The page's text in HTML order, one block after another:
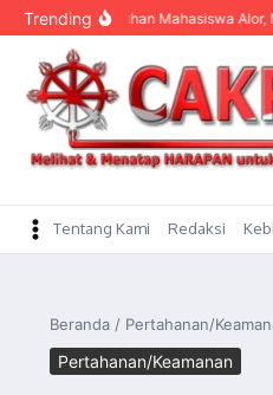
content
Trending
Keluhan Mahasiswa Alor, Mentan
Tentang Kami Redaksi
Beranda / Pertahanan/
Pertahanan/Keamanan